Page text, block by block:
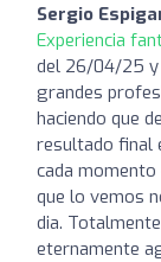
Sergio
Experiencia
del 26/04/25 y
grandes
haciendo que
resultado final
cada momento
que lo vemos
dia.
eternamente